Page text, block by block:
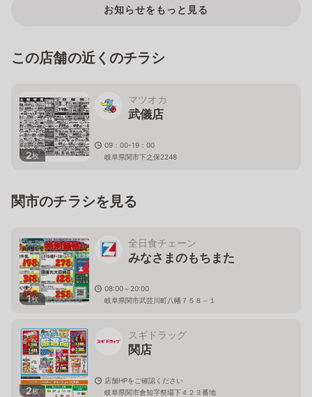
お知らせをもっと見る
この店舗の近くのチラシ
2枚
マツオカ
武儀店
09：00-19：00
岐阜県関市下之保2248
関市のチラシを見る
1枚
全日食チェーン
みなさまのもちまた
08:00～20:00
岐阜県関市武芸川町八幡７５８－１
2枚
スギドラッグ
関店
店舗HPをご確認ください
岐阜県関市倉知字祭場下４２３番地